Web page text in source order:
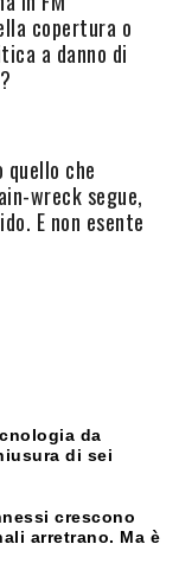
copertura o
a danno di
quello che
wreck segue,
E non esente
da
di sei
crescono
arretrano. Ma è